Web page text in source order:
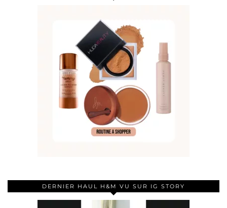
DERNIER HAUL H&M VU SUR IG STORY